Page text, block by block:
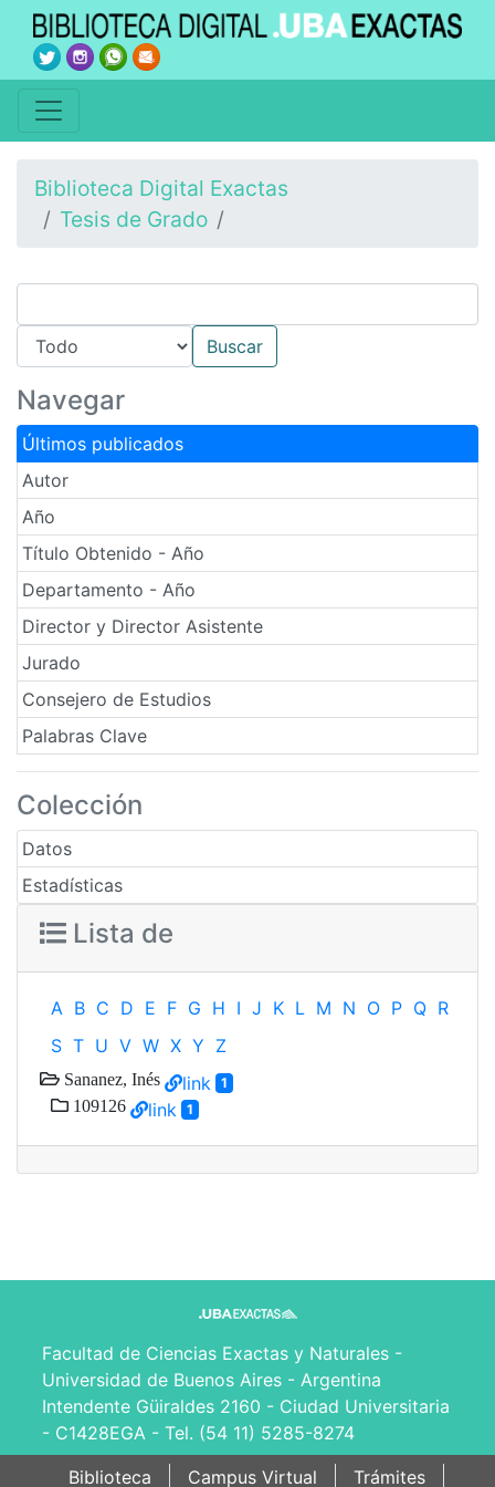
Biblioteca Digital Exactas
Tesis de Grado
Navegar
Últimos publicados
Autor
Año
Título Obtenido - Año
Departamento - Año
Director y Director Asistente
Jurado
Consejero de Estudios
Palabras Clave
Colección
Datos
Estadísticas
Lista de
A B C D E F G H I J K L M N O P Q R
S T U V W X Y Z
Sananez, Inés link 1
109126 link 1
Facultad de Ciencias Exactas y Naturales -
Universidad de Buenos Aires - Argentina
Intendente Güiraldes 2160 - Ciudad Universitaria
- C1428EGA - Tel. (54 11) 5285-8274
Biblioteca
Campus Virtual Trámites